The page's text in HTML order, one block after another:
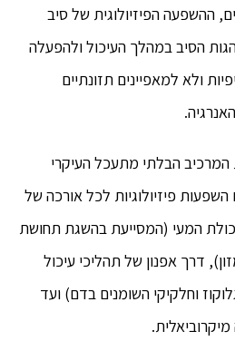
ההשפעה הפיזיולוגית של סיב
הסיב במהלך העיכול ולהפעלה
ולא למאפיינים תזונתיים
המרכיב הבלתי מתעכל העיקרי
פיזיולוגיות לכל אורכה של
המעי (המסייעת בהשגת תחושת
דרך אפנון של תהליכי עיכול
וחלקיקי השומנים בדם) ועד